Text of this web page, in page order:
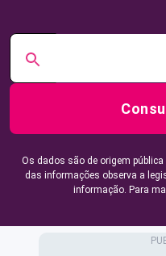
Os dados são de origem
das informações observa a
informação. Para